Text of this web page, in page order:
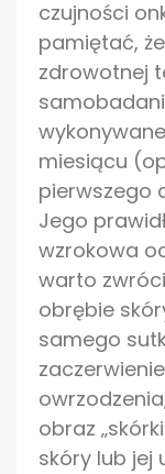
czujności
pamiętać,
zdrowotnej
miesiącu
pierwszego
Jego
wzrokowa
warto
obrębie
samego
obraz
skóry lub jej